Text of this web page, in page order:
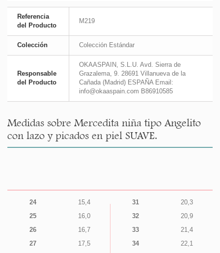
Referencia
del Producto
M219
Colección Colección Estándar
Responsable
del Producto
OKAASPAIN, S.L.U. Avd. Sierra de
Grazalema, 9. 28691 Villanueva de la
Cañada (Madrid) ESPAÑA Email:
info@okaaspain.com B86910585
Medidas sobre Mercedita niña tipo Angelito
con lazo y picados en piel SUAVE.
24
15,4
25
16,0
26
16,7
27
17,5
31
20,3
32
20,9
33
21,4
34
22,1